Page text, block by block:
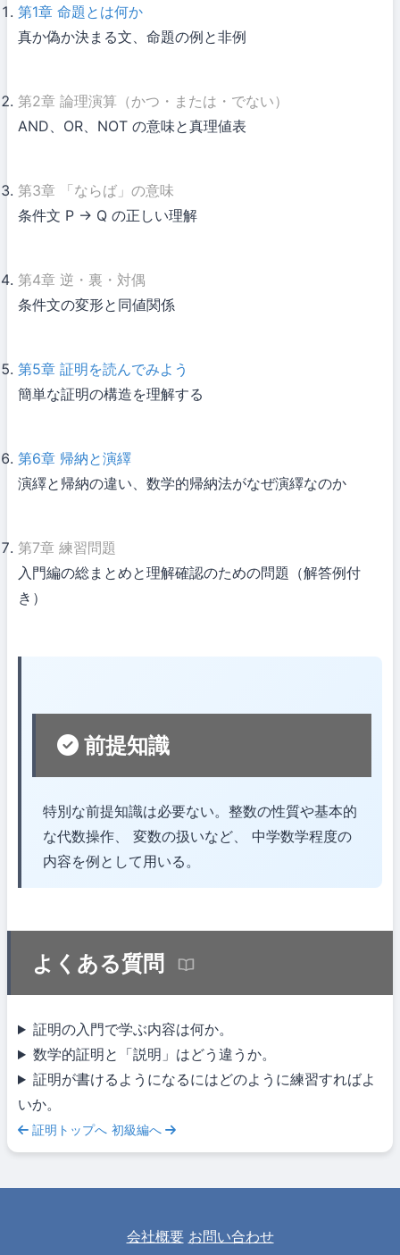
第1章 命題とは何か
真か偽か決まる文、命題の例と非例
第2章 論理演算（かつ・または・でない）
AND、OR、NOT の意味と真理値表
第3章
「ならば」の意味
条件文 P → Q の正しい理解
第4章 逆・裏・対偶
条件文の変形と同値関係
第5章 証明を読んでみよう
簡単な証明の構造を理解する
第6章 帰納と演繹
演繹と帰納の違い、数学的帰納法がなぜ演繹なのか
第7章 練習問題
入門編の総まとめと理解確認のための問題（解答例付
き）
前提知識
特別な前提知識は必要ない。整数の性質や基本的
な代数操作、 変数の扱いなど、 中学数学程度の
内容を例として用いる。
よくある質問
証明の入門で学ぶ内容は何か。
数学的証明と「説明」はどう違うか。
証明が書けるようになるにはどのように練習すればよ
いか。
証明トップへ 初級編へ
会社概要 お問い合わせ